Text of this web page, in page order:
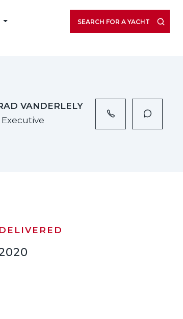
SEARCH FOR A YACHT
VIEW LISTING GALLERY
VANDERLELY
Executive
DELIVERED